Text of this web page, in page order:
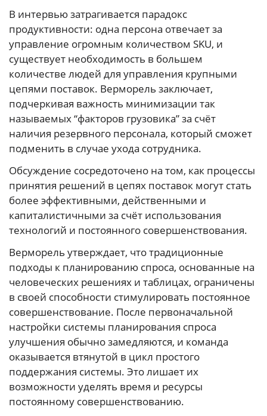
В интервью затрагивается парадокс
продуктивности: одна персона отвечает за
управление огромным количеством SKU, и
существует необходимость в большем
количестве людей для управления крупными
цепями поставок. Верморель заключает,
подчеркивая важность минимизации так
называемых “факторов грузовика” за счёт
наличия резервного персонала, который сможет
подменить в случае ухода сотрудника.
Обсуждение сосредоточено на том, как процессы
принятия решений в цепях поставок могут стать
более эффективными, действенными и
капиталистичными за счёт использования
технологий и постоянного совершенствования.
Верморель утверждает, что традиционные
подходы к планированию спроса, основанные на
человеческих решениях и таблицах, ограничены
в своей способности стимулировать постоянное
совершенствование. После первоначальной
настройки системы планирования спроса
улучшения обычно замедляются, и команда
оказывается втянутой в цикл простого
поддержания системы. Это лишает их
возможности уделять время и ресурсы
постоянному совершенствованию.